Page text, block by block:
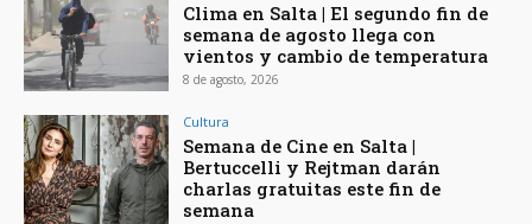
Clima en Salta | El segundo fin de
semana de agosto llega con
vientos y cambio de temperatura
8 de agosto, 2026
Cultura
Semana de Cine en Salta |
Bertuccelli y Rejtman darán
charlas gratuitas este fin de
semana